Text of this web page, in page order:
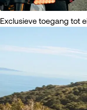
Exclusieve toegang tot